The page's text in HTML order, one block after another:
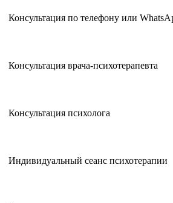
Консультация по телефону или
Консультация врача-психотерапевта
Консультация психолога
Индивидуальный сеанс психотерапии